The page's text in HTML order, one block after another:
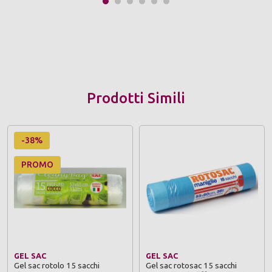
Prodotti Simili
-38%
PROMO
GEL SAC
Gel sac rotolo 15 sacchi
GEL SAC
Gel sac rotosac 15 sacchi